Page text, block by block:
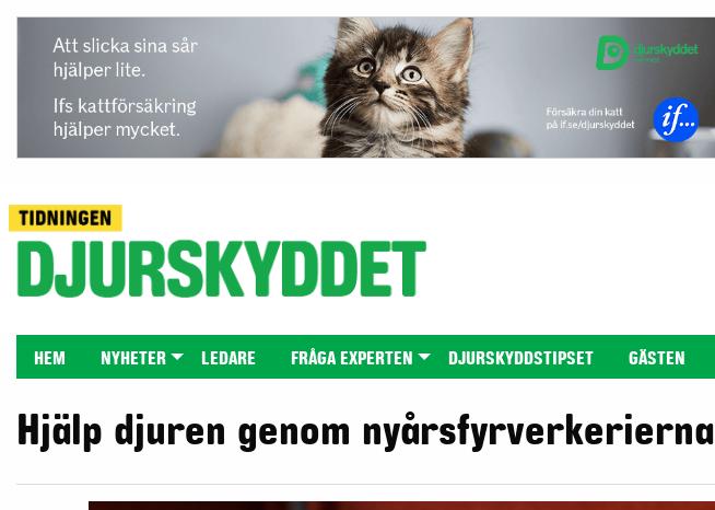
HEM NYHETER LEDARE FRÅGA EXPERTEN DJURSKYDDSTIPSET GÄSTEN
Hjälp djuren genom nyårsfyrverkerierna